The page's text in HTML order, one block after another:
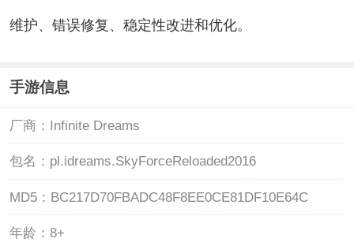
维护、错误修复、稳定性改进和优化。
手游信息
厂商： Infinite Dreams
包名： pl.idreams.SkyForceReloaded2016
MD5： BC217D70FBADC48F8EE0CE81DF10E64C
年龄： 8+